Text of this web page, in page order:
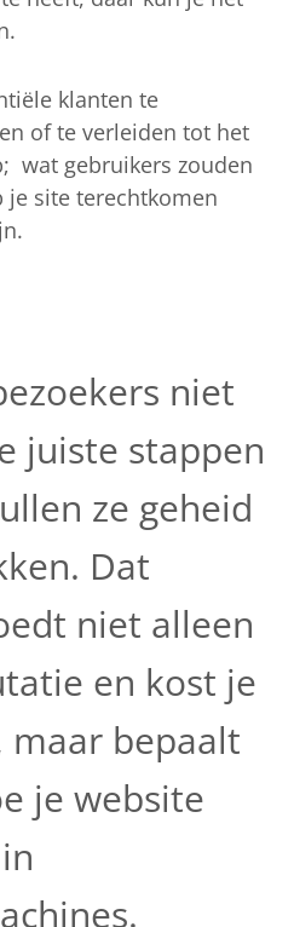
klanten te
of te verleiden tot het
wat gebruikers zouden
je site terechtkomen
niet
juiste stappen
ze geheid
Dat
niet alleen
en kost je
maar bepaalt
je website